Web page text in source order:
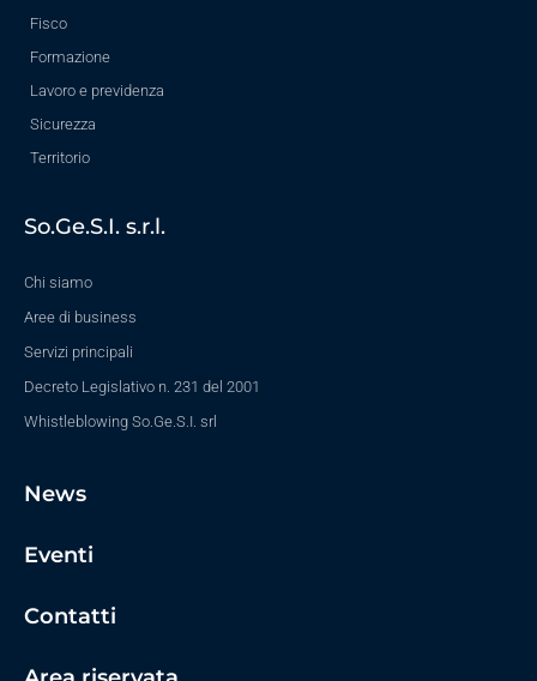
Fisco
Formazione
Lavoro e previdenza
Sicurezza
Territorio
So.Ge.S.I. s.r.l.
Chi siamo
Aree di business
Servizi principali
Decreto Legislativo n. 231 del 2001
Whistleblowing So.Ge.S.I. srl
News
Eventi
Contatti